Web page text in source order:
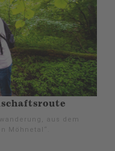
aus dem
Möhnetal“.